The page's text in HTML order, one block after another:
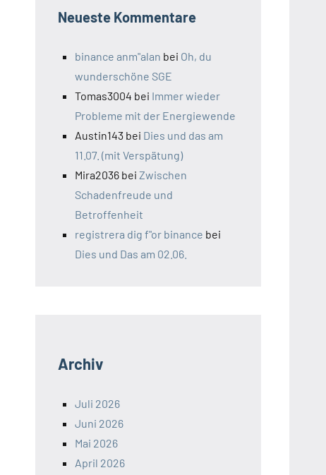
Neueste Kommentare
binance anm"alan bei Oh, du
wunderschöne SGE
Tomas3004 bei Immer wieder
Probleme mit der Energiewende
Austin143 bei Dies und das am
11.07. (mit Verspätung)
Mira2036 bei Zwischen
Schadenfreude und
Betroffenheit
registrera dig f"or binance bei
Dies und Das am 02.06.
Archiv
Juli 2026
Juni 2026
Mai 2026
April 2026